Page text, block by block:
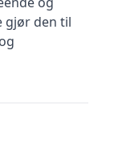
gjør den til